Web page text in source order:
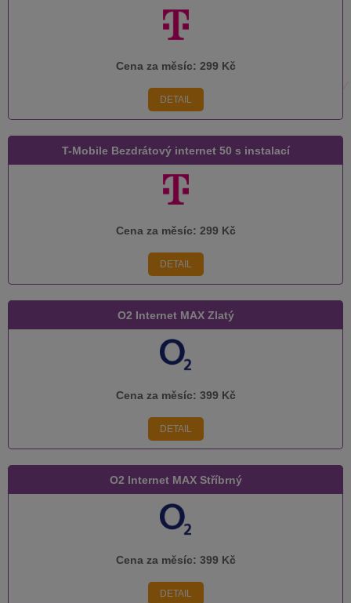
Cena za měsíc: 299 Kč
DETAIL
T-Mobile Bezdrátový internet 50 s instalací
Cena za měsíc: 299 Kč
DETAIL
O2 Internet MAX Zlatý
Cena za měsíc: 399 Kč
DETAIL
O2 Internet MAX Stříbrný
Cena za měsíc: 399 Kč
DETAIL